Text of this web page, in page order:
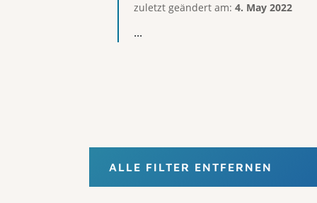
zuletzt geändert am: 4. May 2022
...
ALLE FILTER ENTFERNEN